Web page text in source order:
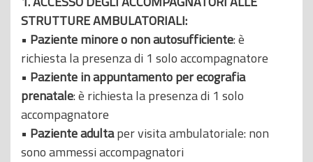
STRUTTURE AMBULATORIALI:
• Paziente minore o non autosufficiente: è
richiesta la presenza di 1 solo accompagnatore
• Paziente in appuntamento per ecografia
prenatale: è richiesta la presenza di 1 solo
accompagnatore
• Paziente adultaper visita ambulatoriale: non
sono ammessi accompagnatori